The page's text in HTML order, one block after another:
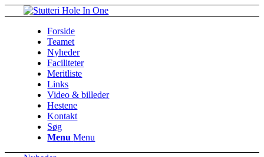
Forside
Teamet
Nyheder
Faciliteter
Meritliste
Links
Video & billeder
Hestene
Kontakt
Søg
Menu Menu